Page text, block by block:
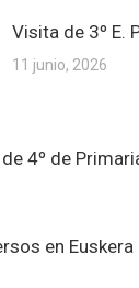
Visita de 3º E.
11 junio, 2026
4º de
en Euskera